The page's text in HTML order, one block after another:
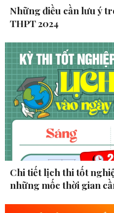
Những điều cần lưu ý
THPT 2024
Chi tiết lịch thi tốt
những mốc thời gian